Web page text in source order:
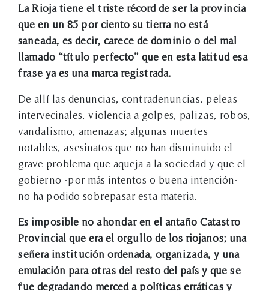
La Rioja tiene el triste récord de ser la provincia
que en un 85 por ciento su tierra no está
saneada, es decir, carece de dominio o del mal
llamado “título perfecto” que en esta latitud esa
frase ya es una marca registrada.
De allí las denuncias, contradenuncias, peleas
intervecinales, violencia a golpes, palizas, robos,
vandalismo, amenazas; algunas muertes
notables, asesinatos que no han disminuido el
grave problema que aqueja a la sociedad y que el
gobierno -por más intentos o buena intención-
no ha podido sobrepasar esta materia.
Es imposible no ahondar en el antaño Catastro
Provincial que era el orgullo de los riojanos; una
señera institución ordenada, organizada, y una
emulación para otras del resto del país y que se
fue degradando merced a políticas erráticas y